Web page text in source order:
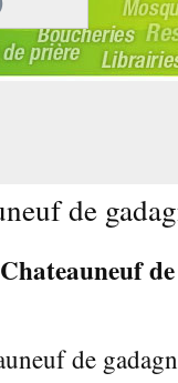
de
de